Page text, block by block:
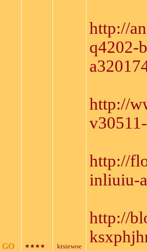
GO ★★★★ ktsiewoe
http://
q4202-
http://
http://
inliuiu-
http://